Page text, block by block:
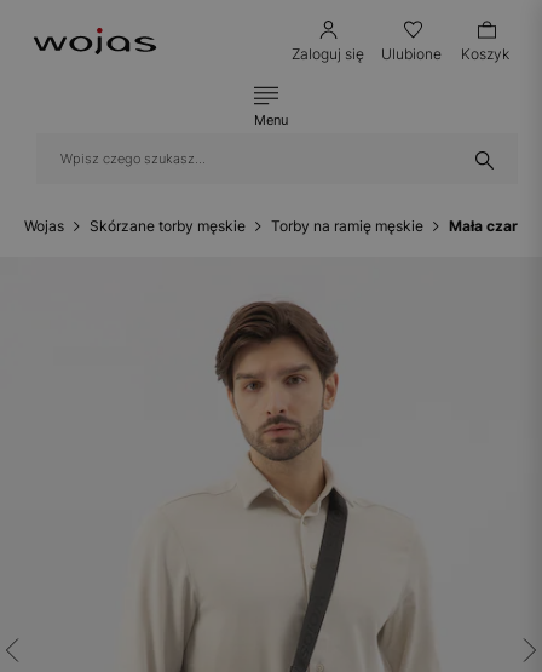
Zaloguj się Ulubione Koszyk
Menu
Wojas Skórzane torby męskie Torby na ramię męskie Mała